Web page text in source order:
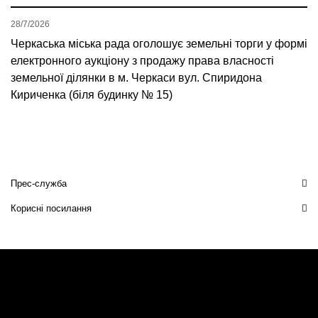
Черкаська міська рада оголошує земельні торги у формі
електронного аукціону з продажу права власності
земельної ділянки в м. Черкаси вул. Спиридона
Кириченка (біля будинку № 15)
28/7/2026
Прес-служба
Корисні посилання